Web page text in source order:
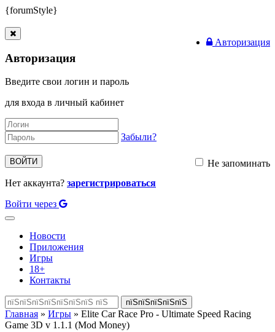
{forumStyle}
Авторизация
Авторизация
Введите свои логин и пароль
для входа в личный кабинет
Забыли?
ВОЙТИ
Не запоминать
Нет аккаунта? зарегистрироваться
Войти через
Toggle
navigationНовости
Приложения
Игры
18+
Контакты
Главная » Игры » Elite Car Race Pro - Ultimate Speed Racing
Game 3D v 1.1.1 (Mod Money)